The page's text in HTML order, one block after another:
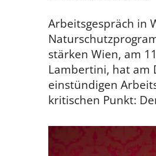
Arbeitsgespräch in
stärken Wien, am
Lambertini, hat am
einstündigen
kritischen Punkt: